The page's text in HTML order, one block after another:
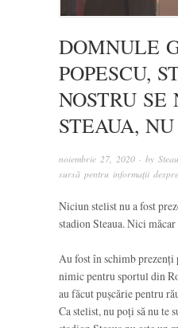
DOMNULE
POPESCU,
NOSTRU SE
STEAUA,
noiembrie 27, 2020 · by
sursă pentru informații
Niciun stelist nu a fost
stadion Steaua. Nici
Au fost în schimb
nimic pentru sportul din
au făcut pușcărie pentru
Ca stelist, nu poți să nu te